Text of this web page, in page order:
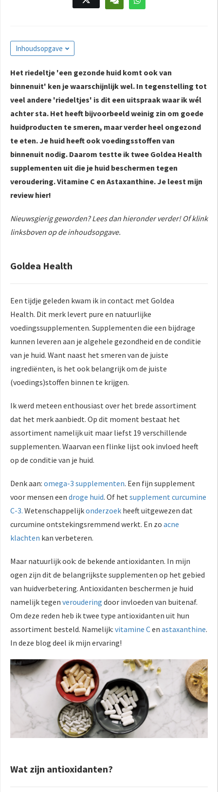
Inhoudsopgave
Het riedeltje 'een gezonde huid komt ook van
binnenuit' ken je waarschijnlijk wel. In tegenstelling tot
veel andere 'riedeltjes' is dit een uitspraak waar ik wél
achter sta. Het heeft bijvoorbeeld weinig zin om goede
huidproducten te smeren, maar verder heel ongezond
te eten. Je huid heeft ook voedingsstoffen van
binnenuit nodig. Daarom testte ik twee Goldea Health
supplementen uit die je huid beschermen tegen
veroudering. Vitamine C en Astaxanthine. Je leest mijn
review hier!
Nieuwsgierig geworden? Lees dan hieronder verder! Of klink
linksboven op de inhoudsopgave.
Goldea Health
Een tijdje geleden kwam ik in contact met Goldea
Health. Dit merk levert pure en natuurlijke
voedingssupplementen. Supplementen die een bijdrage
kunnen leveren aan je algehele gezondheid en de conditie
van je huid. Want naast het smeren van de juiste
ingrediënten, is het ook belangrijk om de juiste
(voedings)stoffen binnen te krijgen.
Ik werd meteen enthousiast over het brede assortiment
dat het merk aanbiedt. Op dit moment bestaat het
assortiment namelijk uit maar liefst 19 verschillende
supplementen. Waarvan een flinke lijst ook invloed heeft
op de conditie van je huid.
Denk aan: omega-3 supplementen. Een fijn supplement
voor mensen een droge huid. Of het supplement curcumine
C-3. Wetenschappelijkonderzoek heeft uitgewezen dat
curcumine ontstekingsremmend werkt. En zo acne
klachten kan verbeteren.
Maar natuurlijk ook: de bekende antioxidanten. In mijn
ogen zijn dit de belangrijkste supplementen op het gebied
van huidverbetering. Antioxidanten beschermen je huid
namelijk tegen veroudering door invloeden van buitenaf.
Om deze reden heb ik twee type antioxidanten uit hun
assortiment besteld. Namelijk: vitamine Cen astaxanthine.
In deze blog deel ik mijn ervaring!
Wat zijn antioxidanten?
worden
om
op
te
Hierdoor